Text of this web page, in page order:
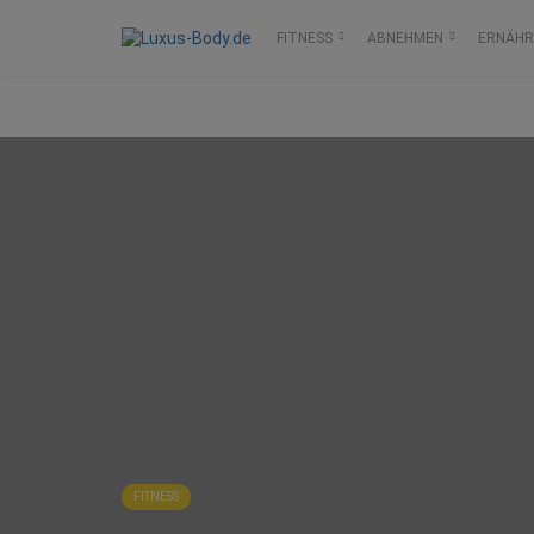
FITNESS ABNEHMEN
FITNESS